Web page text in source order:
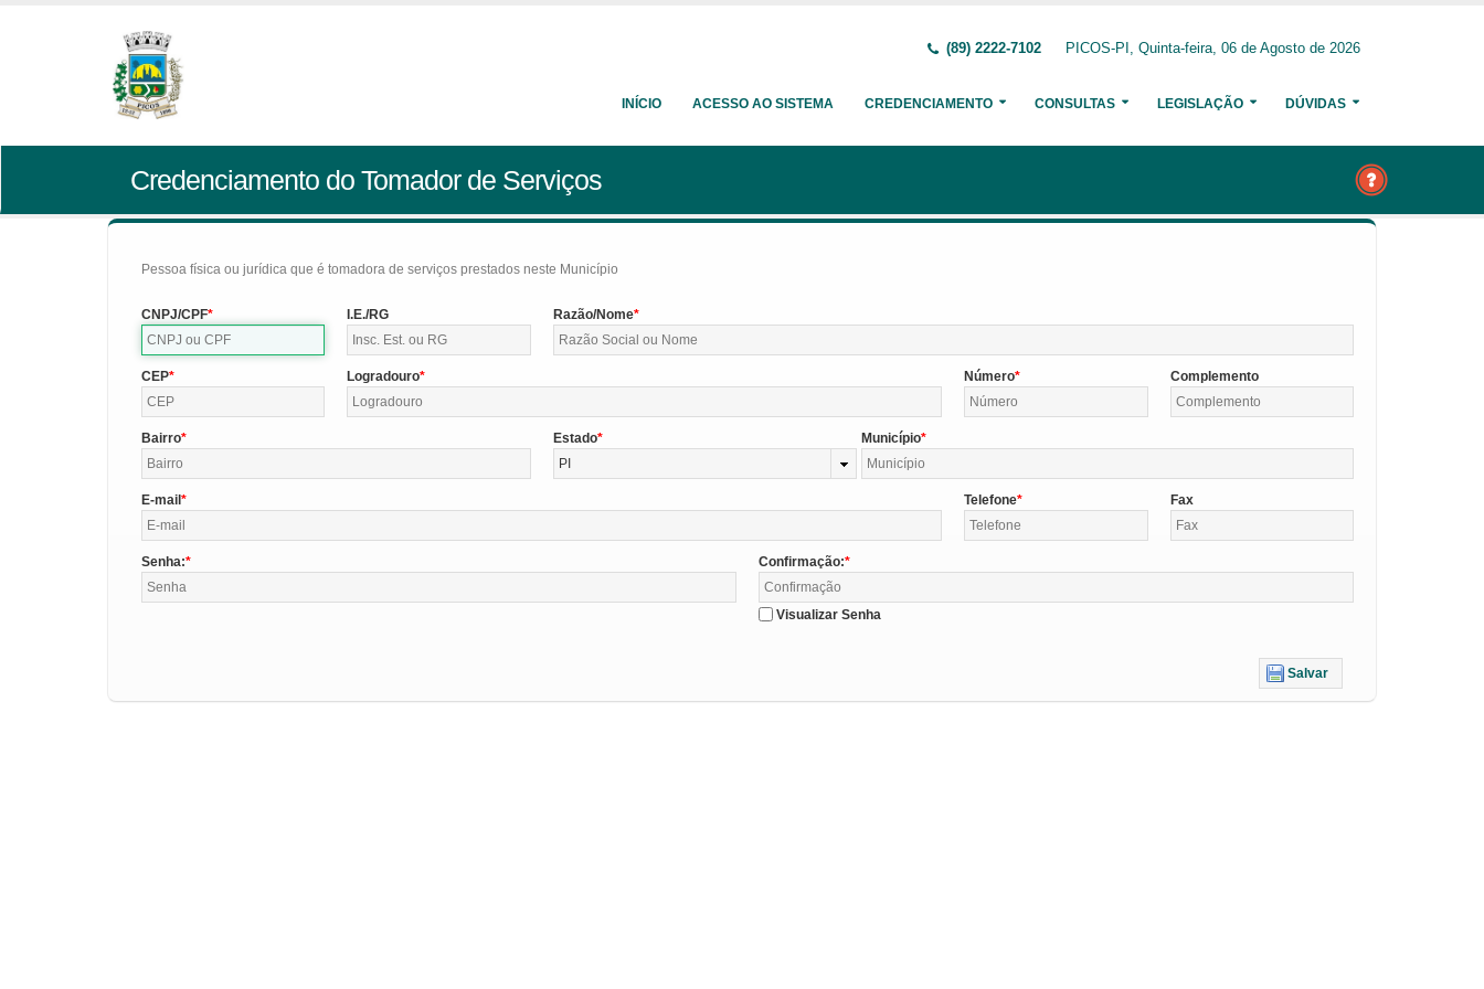
(89) 2222-7102 PICOS-PI, Quinta-feira, 06 de Agosto de 2026
INÍCIO ACESSO AO SISTEMA CREDENCIAMENTO CONSULTAS LEGISLAÇÃO DÚVIDAS
Credenciamento do Tomador de Serviços
Pessoa física ou jurídica que é tomadora de serviços prestados neste Município
CNPJ/CPF I.E./RG Razão/Nome
CEP Logradouro Número Complemento
Bairro
Estado
PI
Município
E-mail Telefone Fax
Senha: Confirmação:
Visualizar Senha
Salvar